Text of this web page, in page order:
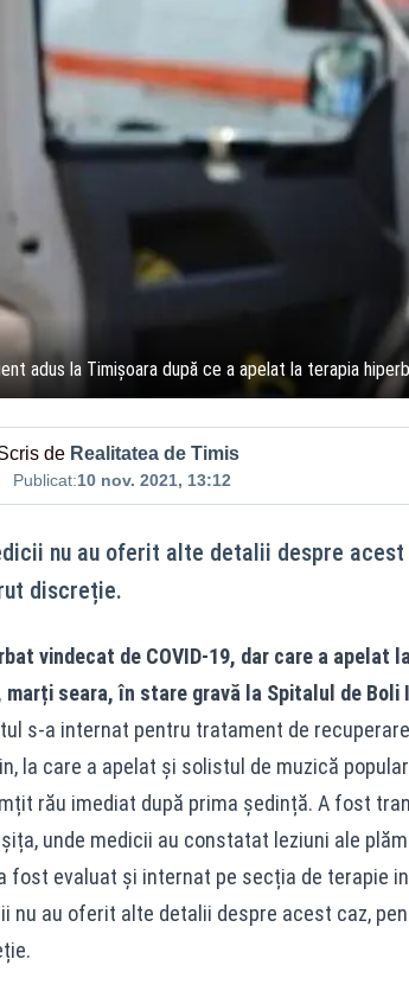
adus la Timișoara după ce a apelat la terapia
de Realitatea de Timis
Publicat:10 nov. 2021, 13:12
nu au oferit alte detalii despre
discreție.
vindecat de COVID-19, dar care a apelat
marți seara, în stare gravă la Spitalul de
s-a internat pentru tratament de
la care a apelat și solistul de muzică
rău imediat după prima ședință. A fost
unde medicii au constatat leziuni ale
fost evaluat și internat pe secția de terapie
nu au oferit alte detalii despre acest caz,